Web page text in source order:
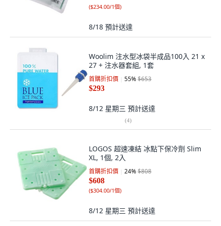
($234.00/1個)
8/18 預計送達
Woolim 注水型冰袋半成品100入 21 x
27 + 注水器套組, 1套
首購折扣價 55%$653
$293
8/12 星期三 預計送達
(4)
LOGOS 超速凍結 冰點下保冷劑 Slim
XL, 1個, 2入
首購折扣價 24%$808
$608
($304.00/1個)
8/12 星期三 預計送達